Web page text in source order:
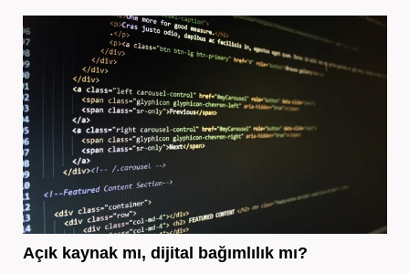
Açık kaynak mı, dijital bağımlılık mı?